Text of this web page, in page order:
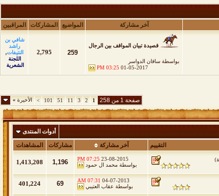
آخر مشاركة المواضيع المشاركات المراقبين
قصيدة تبيان المواقف بين الرجال
بواسطة ساقان الدواسر
01-05-2017
03:25 PM
259
2,795
شافي بن
راشد
النتيفات,
اللجنة
الشعرية
صفحة 1 من 258 1
2
3
11
51
101
> الأخيرة»
أدوات المنتدى
التقييم
آخر مشاركة مشاركات المشاهدات
)
23-08-2015
07:25 PM
بواسطة محمد ال حمود 1,196
1,413,208
04-07-2013
07:31 AM
بواسطة عقاب العتيبي 69
401,224